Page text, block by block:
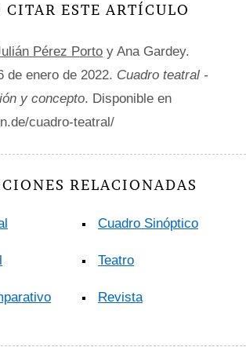
CITAR ESTE ARTÍCULO
Pérez Porto y Ana Gardey.
de enero de 2022. Cuadro teatral -
y concepto. Disponible en
cuadro-teatral/
RELACIONADAS
Cuadro Sinóptico
Teatro
Revista